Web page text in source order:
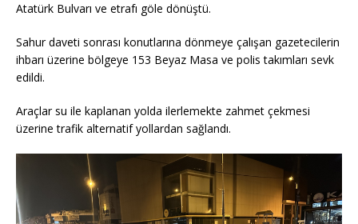
Atatürk Bulvarı ve etrafı göle dönüştü.
Sahur daveti sonrası konutlarına dönmeye çalışan gazetecilerin
ihbarı üzerine bölgeye 153 Beyaz Masa ve polis takımları sevk
edildi.
Araçlar su ile kaplanan yolda ilerlemekte zahmet çekmesi
üzerine trafik alternatif yollardan sağlandı.